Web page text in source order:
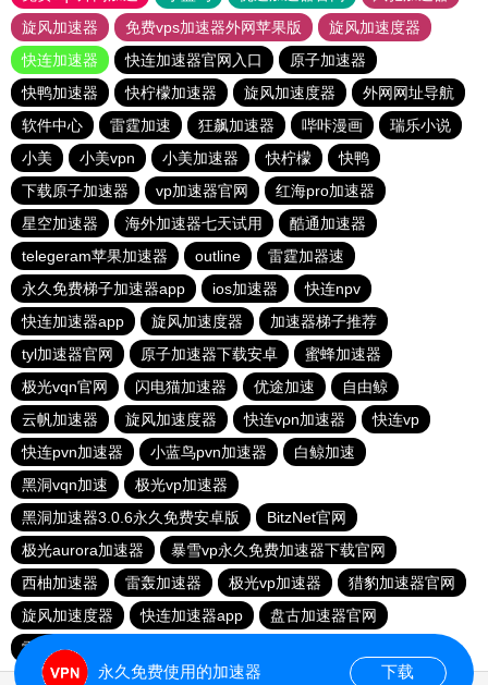
旋风加速器
免费vps加速器外网苹果版
旋风加速度器
快连加速器
快连加速器官网入口
原子加速器
快鸭加速器
快柠檬加速器 旋风加速度器
外网网址导航
软件中心
雷霆加速 狂飙加速器 哔咔漫画
瑞乐小说
小美
小美vpn 小美加速器 快柠檬
快鸭
下载原子加速器
vp加速器官网
红海pro加速器
星空加速器
海外加速器七天试用
酷通加速器
telegeram苹果加速器
outline
雷霆加器速
永久免费梯子加速器app
ios加速器
快连npv
快连加速器app
旋风加速度器
加速器梯子推荐
tyl加速器官网
原子加速器下载安卓
蜜蜂加速器
极光vqn官网
闪电猫加速器 优途加速
自由鲸
云帆加速器
旋风加速度器 快连vρn加速器
快连vp
快连pvn加速器
小蓝鸟pvn加速器
白鲸加速
黑洞vqn加速
极光vp加速器
黑洞加速器3.0.6永久免费安卓版
BitzNet官网
极光aurora加速器
暴雪vp永久免费加速器下载官网
西柚加速器
雷轰加速器 极光vp加速器
猎豹加速器官网
旋风加速度器
快连加速器app
盘古加速器官网
雷霆加器速
永久免费使用的加速器 下载